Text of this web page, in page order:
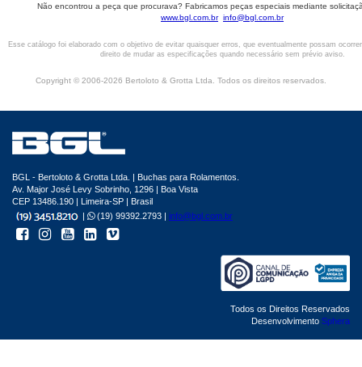
Não encontrou a peça que procurava? Fabricamos peças especiais mediante
www.bgl.com.br info@bgl.com.br
Esse catálogo foi elaborado com o objetivo de evitar quaisquer erros, que eventualmente possam
direito de mudar as especificações quando necessário sem prévio aviso.
Copyright © 2006-2026 Bertoloto & Grotta Ltda. Todos os direitos reservados.
BGL - Bertoloto & Grotta Ltda. | Buchas para Rolamentos.
Av. Major José Levy Sobrinho, 1296 | Boa Vista
CEP 13486.190 | Limeira-SP | Brasil
|
(19) 99392.2793 | info@bgl.com.br
Todos os Direitos Reservados
Desenvolvimento Sphera